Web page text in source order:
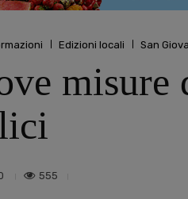
Edizioni locali San
misure
555